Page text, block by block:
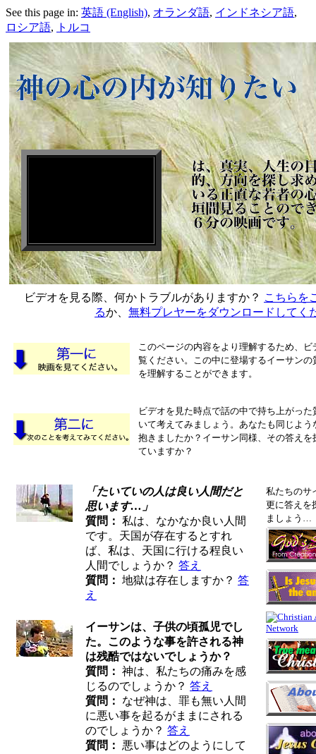
See this page in: 英語 (English), オランダ語, インドネシア語,
ロシア語, トルコ
ビデオを見る際、何かトラブルがありますか？ こちらを
るか、 無料プレヤーをダウンロードしてく
このページの内容をより理解するため、ビ
覧ください。この中に登場するイーサンの
を理解することができます。
ビデオを見た時点で話の中で持ち上がった
いて考えてみましょう。あなたも同じよう
抱きましたか？イーサン同様、その答えを
ていますか？
私たちのサ
更に答えを
ましょう…
「たいていの人は良い人間だと
思います…」
質問： 私は、なかなか良い人間
です。天国が存在するとすれ
ば、私は、天国に行ける程良い
人間でしょうか？ 答え
質問： 地獄は存在しますか？ 答
え
イーサンは、子供の頃孤児でし
た。このような事を許される神
は残酷ではないでしょうか？
質問： 神は、私たちの痛みを感
じるのでしょうか？ 答え
質問：
なぜ神は、罪も無い人間
に悪い事を起るがままにされる
のでしょうか？ 答え
質問：
悪い事はどのようにして